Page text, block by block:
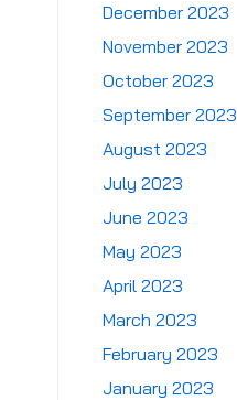
December 2023
November 2023
October 2023
September 2023
August 2023
July 2023
June 2023
May 2023
April 2023
March 2023
February 2023
January 2023